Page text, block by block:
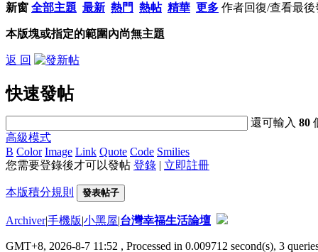
新窗 全部主題 最新 熱門 熱帖 精華 更多 作者回復/查看最後
本版塊或指定的範圍內尚無主題
返 回
快速發帖
還可輸入80
高級模式
B Color Image Link Quote Code Smilies
您需要登錄後才可以發帖 登錄 | 立即註冊
本版積分規則 發表帖子
Archiver|手機版|小黑屋|台灣幸福生活論壇
GMT+8, 2026-8-7 11:52 , Processed in 0.009712 second(s), 3